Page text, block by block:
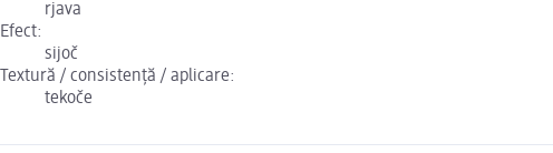
rjava
Efect:
sijoč
Textură / consistență / aplicare:
tekoče